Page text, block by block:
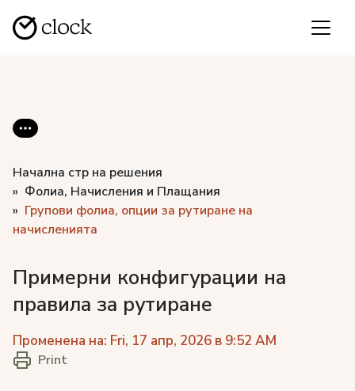
Начална стр на решения
Фолиа, Начисления и Плащания
Групови фолиа, опции за рутиране на
начисленията
Примерни конфигурации на
правила за рутиране
Променена на: Fri, 17 апр, 2026 в 9:52 AM
Print